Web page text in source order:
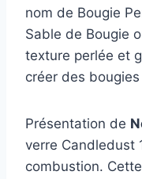
nom de Bougie
Sable de Bougie
texture perlée et
créer des
Présentation de
verre Candledust
combustion.